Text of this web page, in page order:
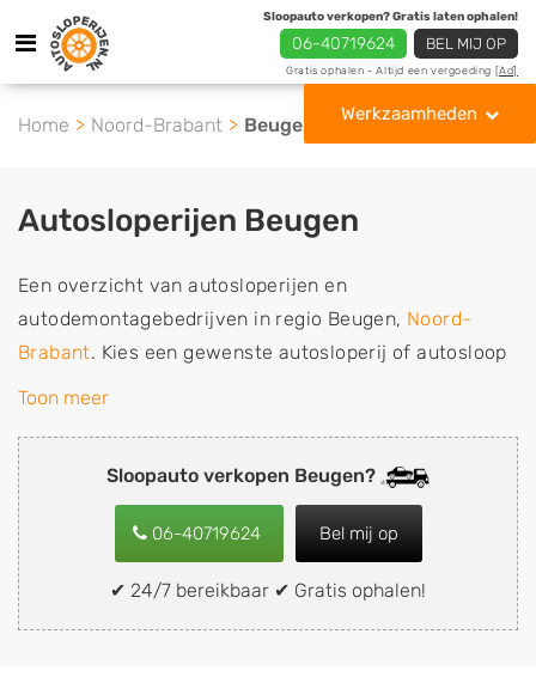
Sloopauto verkopen? Gratis laten ophalen!
06-40719624 BEL MIJ OP
Gratis ophalen - Altijd een vergoeding [Ad]
Werkzaamheden
Home Noord-Brabant Beugen
Sloopauto verkopen Beugen?
06-40719624 Bel mij op
✔ 24/7 bereikbaar ✔ Gratis ophalen!
Autosloperijen Beugen
Een overzicht van autosloperijen en
autodemontagebedrijven in regio Beugen, Noord-
Brabant. Kies een gewenste autosloperij of autosloop
uit de lijst die gespecialiseerd is in de verkoop van
de inkoop van sloopauto's, schadeauto's en
tweedehands auto's (ook zonder apk keuring). Wilt u
uw auto, camper, vrachtwagen, motor of brommobiel
snel en eenvoudig verkopen aan een
demontagebedrijf in de buurt, deze zelf wegbrengen
naar de sloop of deze liever laten ophalen op een
Toon meer